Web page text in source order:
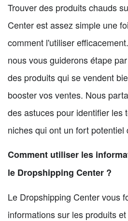
Trouver des produits chauds
Center est assez simple une
comment l'utiliser
nous vous guiderons étape
des produits qui se vendent
booster vos ventes. Nous
des astuces pour identifier les
niches qui ont un fort potentiel
Comment utiliser les
le Dropshipping Center ?
Le Dropshipping Center vous
informations sur les produits